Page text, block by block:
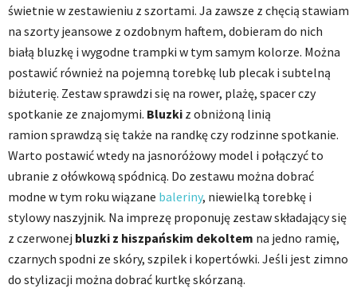
świetnie w zestawieniu z szortami. Ja zawsze z chęcią stawiam
na szorty jeansowe z ozdobnym haftem, dobieram do nich
białą bluzkę i wygodne trampki w tym samym kolorze. Można
postawić również na pojemną torebkę lub plecak i subtelną
biżuterię. Zestaw sprawdzi się na rower, plażę, spacer czy
spotkanie ze znajomymi. Bluzki z obniżoną linią
ramion sprawdzą się także na randkę czy rodzinne spotkanie.
Warto postawić wtedy na jasnoróżowy model i połączyć to
ubranie z ołówkową spódnicą. Do zestawu można dobrać
modne w tym roku wiązane baleriny, niewielką torebkę i
stylowy naszyjnik. Na imprezę proponuję zestaw składający się
z czerwonej bluzki z hiszpańskim dekoltem na jedno ramię,
czarnych spodni ze skóry, szpilek i kopertówki. Jeśli jest zimno
do stylizacji można dobrać kurtkę skórzaną.